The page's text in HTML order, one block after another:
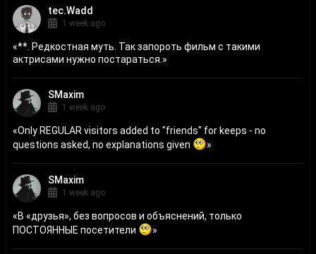
«**. Редкостная муть. Так запороть фильм с такими
актрисами нужно постараться. »
tec.Wadd
1 week ago
«Only REGULAR visitors added to "friends" for keeps - no
questions asked, no explanations given
»
SMaxim
1 week ago
«В «друзья», без вопросов и объяснений, только
ПОСТОЯННЫЕ посетители
»
SMaxim
1 week ago